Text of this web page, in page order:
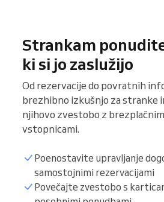
Strankam
ki si jo zaslužijo
Od rezervacije do povratnih
brezhibno izkušnjo za stranke
njihovo zvestobo z
vstopnicami.
Poenostavite upravljanje
samostojnimi rezervacijami
Povečajte zvestobo s